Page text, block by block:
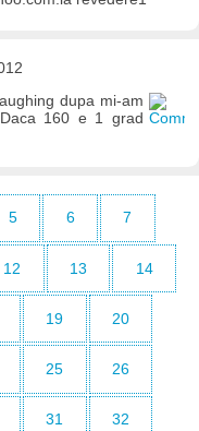
dupa mi-am
160 e 1 grad
5 6 7
12 13 14
19 20
25 26
31 32